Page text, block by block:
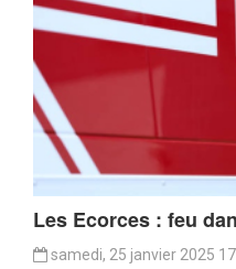
Les Ecorces : feu
samedi, 25 janvier 2025